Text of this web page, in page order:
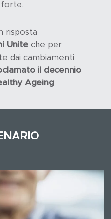
forte.
risposta
Unite che per
dai cambiamenti
il decennio
Ageing.